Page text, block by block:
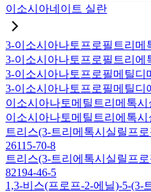
이소시아네이트 실란
3-이소시아나토프로필트리메
3-이소시아나토프로필트리에
3-이소시아나토프로필메틸디
3-이소시아나토프로필메틸디
이소시아나토메틸트리메톡시
이소시아나토메틸트리에톡시
트리스(3-트리메톡시실릴프
26115-70-8
트리스(3-트리에톡시실릴프
82194-46-5
1,3-비스(프로프-2-에닐)-5-(3-